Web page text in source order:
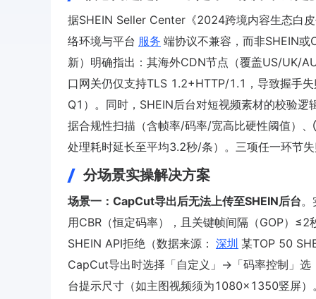
据SHEIN Seller Center《2024跨境内容生态白
络环境与平台 服务 端协议不兼容，而非SHEIN
新）明确指出：其海外CDN节点（覆盖US/UK/
口网关仍仅支持TLS 1.2+HTTP/1.1，导致握手
Q1）。同时，SHEIN后台对短视频素材的校验
据合规性扫描（含帧率/码率/宽高比硬性阈值）
处理耗时延长至平均3.2秒/条）。三项任一环节
分场景实操解决方案
场景一：CapCut导出后无法上传至SHEIN后台。
用CBR（恒定码率），且关键帧间隔（GOP）
SHEIN API拒绝（数据来源： 深圳 某TOP 50
CapCut导出时选择「自定义」→「码率控制」
台提示尺寸（如主图视频须为1080×1350竖屏）